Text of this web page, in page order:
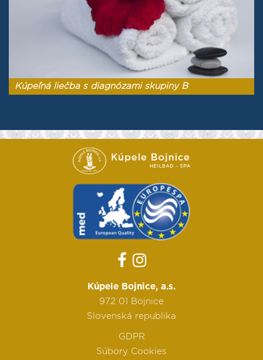
Kúpeľná liečba s diagnózami skupiny B
Kúpele Bojnice, a.s.
972 01 Bojnice
Slovenská republika
GDPR
Súbory Cookies